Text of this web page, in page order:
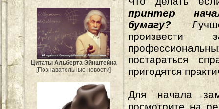
Цитаты Альберта Эйнштейна
[Познавательные новости]
принтер
бумагу?
произвести
постараться
пригодятся
Для начала
посмотрите на